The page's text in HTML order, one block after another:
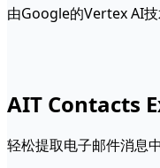
由Google的Vertex AI技
AIT Contacts
轻松提取电子邮件消息